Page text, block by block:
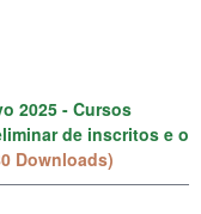
2025 - Cursos
de inscritos e o
Downloads)